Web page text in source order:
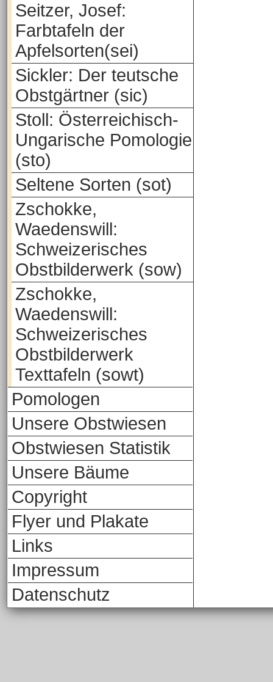
Seitzer, Josef:
Farbtafeln der
Apfelsorten(sei)
Sickler: Der teutsche
Obstgärtner (sic)
Stoll: Österreichisch-
Ungarische Pomologie
(sto)
Seltene Sorten (sot)
Zschokke,
Waedenswill:
Schweizerisches
Obstbilderwerk (sow)
Zschokke,
Waedenswill:
Schweizerisches
Obstbilderwerk
Texttafeln (sowt)
Pomologen
Unsere Obstwiesen
Obstwiesen Statistik
Unsere Bäume
Copyright
Flyer und Plakate
Links
Impressum
Datenschutz